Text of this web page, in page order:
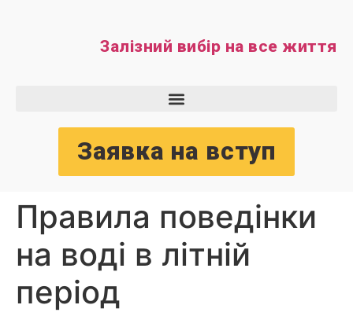
Залізний вибір на все життя
Заявка на вступ
Правила поведінки
на воді в літній
період